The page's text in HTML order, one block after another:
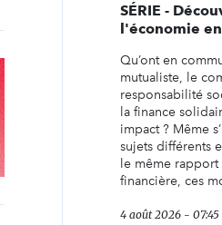
SÉRIE -
l'économie
Qu’ont en
mutualiste, le
responsabilité
la finance
impact ? Même
sujets différents
le même
financière, ces
4 août 2026 - 07:45